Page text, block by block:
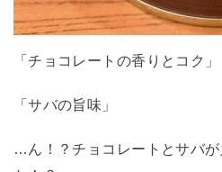
「チョコレートの香りとコク」
「サバの旨味」
…ん！？チョコレートとサバが